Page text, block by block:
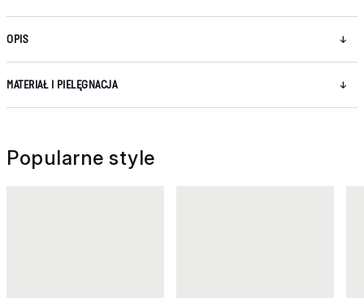
OPIS
MATERIAŁ I PIELĘGNACJA
Popularne style